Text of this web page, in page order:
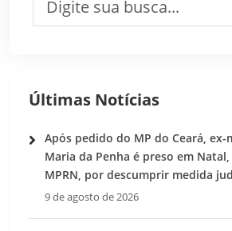
Últimas Notícias
Após pedido do MP do Ceará,
Maria da Penha é preso em
MPRN, por descumprir medida
9 de agosto de 2026